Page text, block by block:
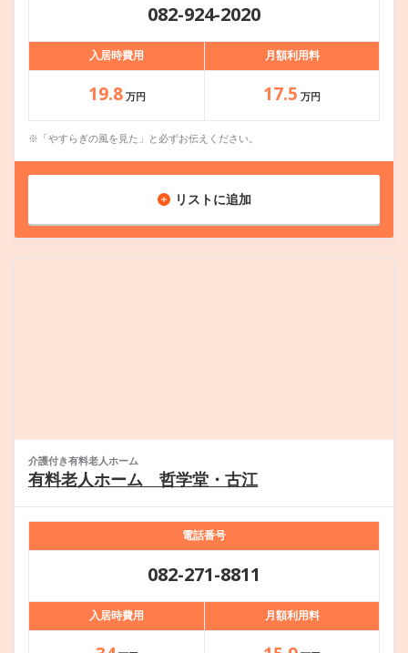
082-924-2020
入居時費用 月額利用料
19.8 万円 17.5 万円
※「やすらぎの風を見た」と必ずお伝えください。
リストに追加
介護付き有料老人ホーム
有料老人ホーム 哲学堂・古江
電話番号
082-271-8811
入居時費用 月額利用料